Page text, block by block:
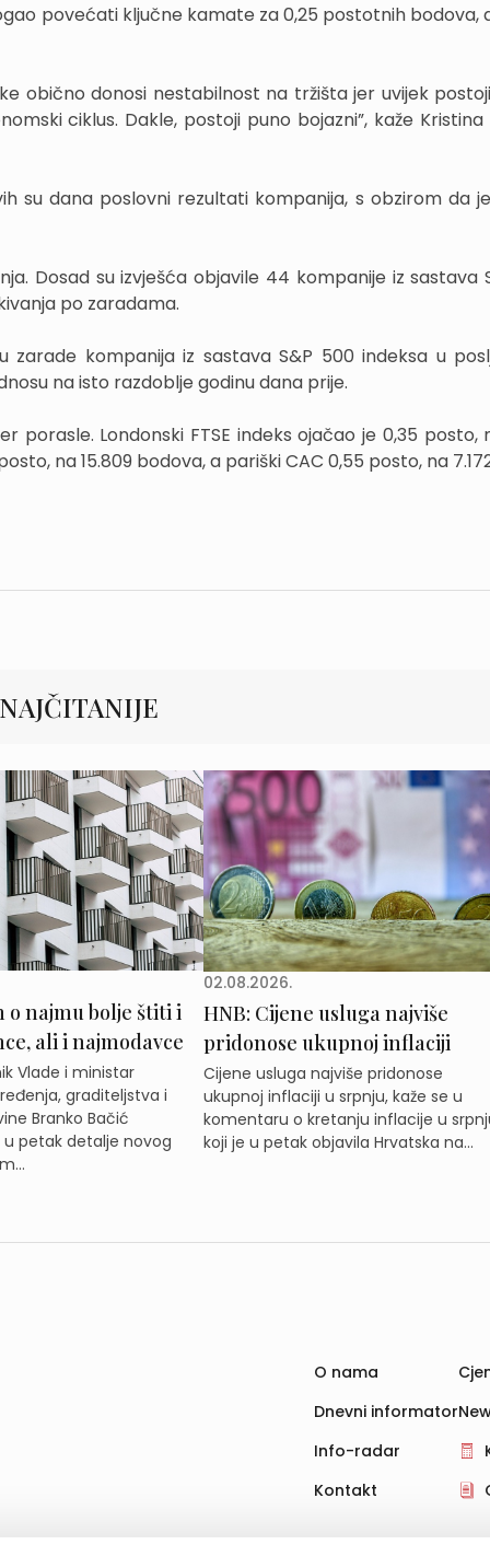
povećati ključne kamate za 0,25 postotnih bodova,
obično donosi nestabilnost na tržišta jer uvijek
ciklus. Dakle, postoji puno bojazni”, kaže Kristina
su dana poslovni rezultati kompanija, s obzirom da
Dosad su izvješća objavile 44 kompanije iz sastava
po zaradama.
kompanija iz sastava S&P 500 indeksa u
na isto razdoblje godinu dana prije.
porasle. Londonski FTSE indeks ojačao je 0,35 posto,
na 15.809 bodova, a pariški CAC 0,55 posto, na
NAJČITANIJE
o najmu bolje štiti i
ali i najmodavce
Vlade i ministar
graditeljstva i
Branko Bačić
petak detalje novog
02.08.2026.
HNB: Cijene usluga najviše
pridonose ukupnoj inflaciji
Cijene usluga najviše pridonose
ukupnoj inflaciji u srpnju, kaže se u
komentaru o kretanju inflacije u
koji je u petak objavila Hrvatska na...
O nama
Dnevni informator
Info-radar
Kontakt